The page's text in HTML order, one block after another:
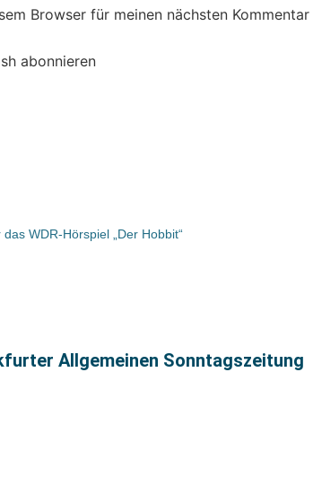
Browser für meinen nächsten Kommentar
abonnieren
WDR-Hörspiel „Der Hobbit“
Allgemeinen Sonntagszeitung